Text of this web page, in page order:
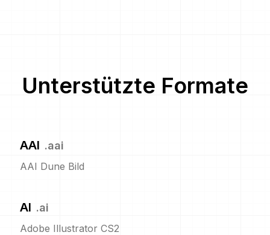
Unterstützte Formate
AAI .aai
AAI Dune Bild
AI .ai
Adobe Illustrator CS2